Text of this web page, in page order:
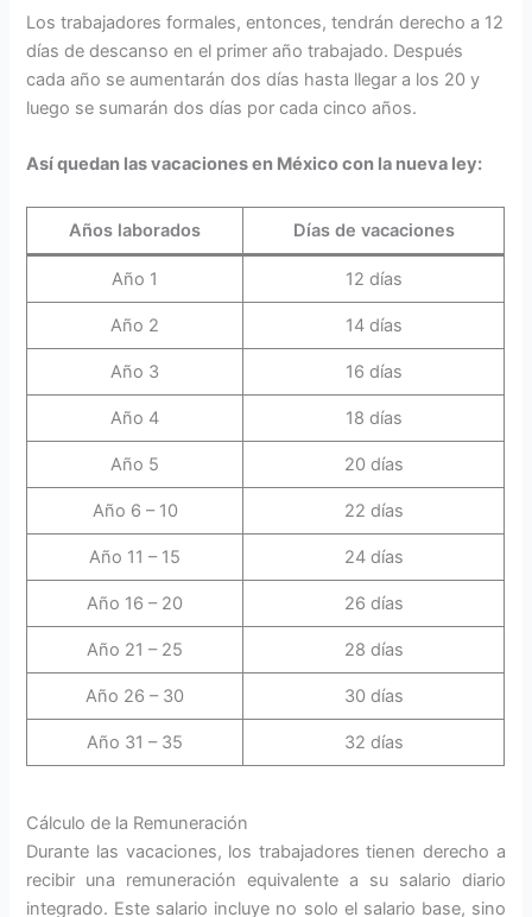
Los trabajadores formales, entonces, tendrán derecho a 12
días de descanso en el primer año trabajado. Después
cada año se aumentarán dos días hasta llegar a los 20 y
luego se sumarán dos días por cada cinco años.
Así quedan las vacaciones en México con la nueva ley:
Años laborados Días de vacaciones
Año 1 12 días
Año 2 14 días
Año 3 16 días
Año 4 18 días
Año 5 20 días
Año 6 – 10 22 días
Año 11 – 15 24 días
Año 16 – 20 26 días
Año 21 – 25 28 días
Año 26 – 30 30 días
Año 31 – 35 32 días
Cálculo de la Remuneración
Durante las vacaciones, los trabajadores tienen derecho a
recibir una remuneración equivalente a su salario diario
integrado. Este salario incluye no solo el salario base, sino